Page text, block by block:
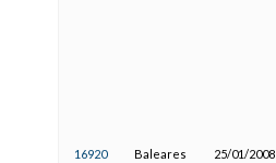
16920 Baleares 25/01/2008